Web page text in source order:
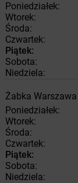
Poniedziałek:
Wtorek:
Środa:
Czwartek:
Piątek:
Sobota:
Niedziela:
Żabka Warszawa
Poniedziałek:
Wtorek:
Środa:
Czwartek:
Piątek:
Sobota:
Niedziela: